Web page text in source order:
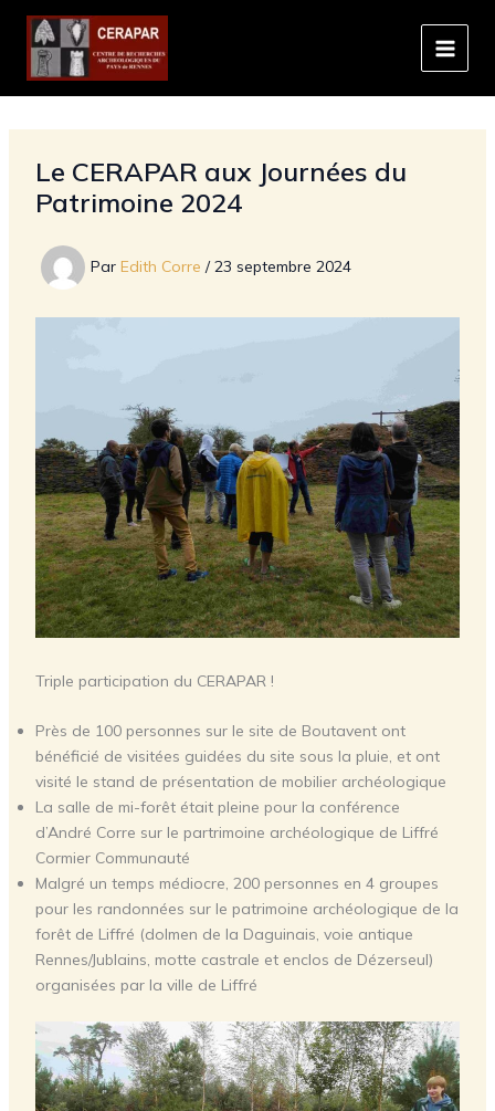
Aller
contenu
Le CERAPAR aux Journées du
Patrimoine 2024
Par Edith Corre /23 septembre 2024
Triple participation du CERAPAR !
Près de 100 personnes sur le site de Boutavent ont
bénéficié de visitées guidées du site sous la pluie, et ont
visité le stand de présentation de mobilier archéologique
La salle de mi-forêt était pleine pour la conférence
d’André Corre sur le partrimoine archéologique de Liffré
Cormier Communauté
Malgré un temps médiocre, 200 personnes en 4 groupes
pour les randonnées sur le patrimoine archéologique de la
forêt de Liffré (dolmen de la Daguinais, voie antique
Rennes/Jublains, motte castrale et enclos de Dézerseul)
organisées par la ville de Liffré